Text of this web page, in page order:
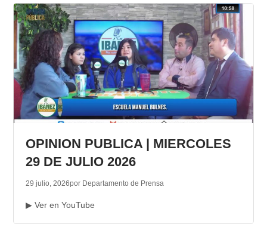
OPINION PUBLICA | MIERCOLES
29 DE JULIO 2026
29 julio, 2026por Departamento de Prensa
▶ Ver en YouTube